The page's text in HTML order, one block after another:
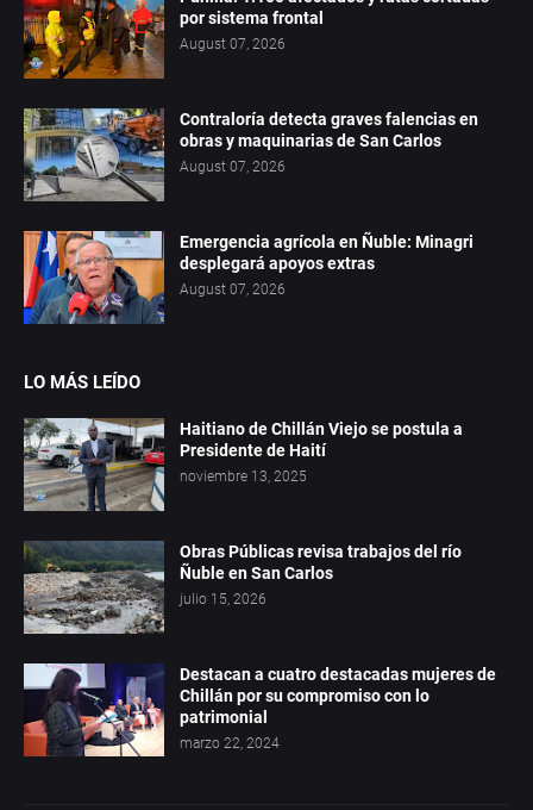
por sistema frontal
August 07, 2026
Contraloría detecta graves falencias en
obras y maquinarias de San Carlos
August 07, 2026
Emergencia agrícola en Ñuble: Minagri
desplegará apoyos extras
August 07, 2026
LO MÁS LEÍDO
Haitiano de Chillán Viejo se postula a
Presidente de Haití
noviembre 13, 2025
Obras Públicas revisa trabajos del río
Ñuble en San Carlos
julio 15, 2026
Destacan a cuatro destacadas mujeres de
Chillán por su compromiso con lo
patrimonial
marzo 22, 2024